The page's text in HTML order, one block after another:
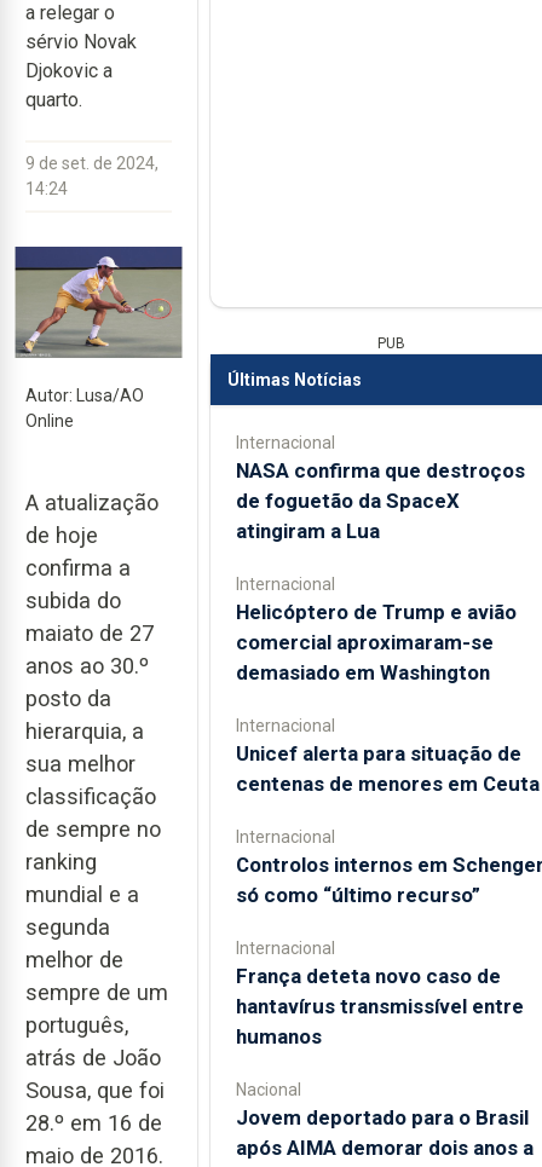
a relegar o
sérvio Novak
Djokovic a
quarto.
9 de set. de 2024,
14:24
Autor: Lusa/AO
Online
A atualização
de hoje
confirma a
subida do
maiato de 27
anos ao 30.º
posto da
hierarquia, a
sua melhor
classificação
de sempre no
ranking
mundial e a
segunda
melhor de
sempre de um
português,
atrás de João
Sousa, que foi
28.º em 16 de
maio de 2016.
PUB
Últimas Notícias
Internacional
NASA confirma que destroços
de foguetão da SpaceX
atingiram a Lua
Internacional
Helicóptero de Trump e avião
comercial aproximaram-se
demasiado em Washington
Internacional
Unicef alerta para situação de
centenas de menores em Ceuta
Internacional
Controlos internos em
só como “último recurso”
Internacional
França deteta novo caso de
hantavírus transmissível entre
humanos
Nacional
Jovem deportado para o Brasil
após AIMA demorar dois anos a